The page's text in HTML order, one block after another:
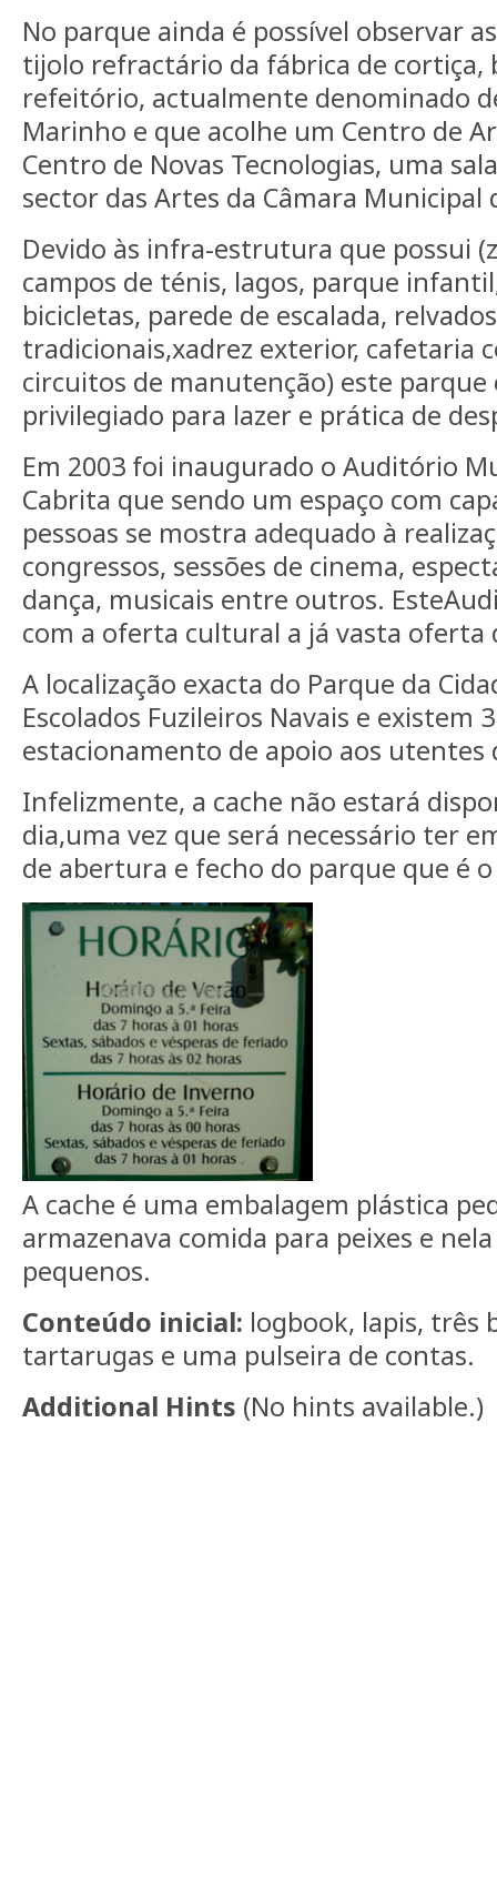
No parque ainda é possível observar
tijolo refractário da fábrica de cortiça,
refeitório, actualmente denominado
Marinho e que acolhe um Centro de
Centro de Novas Tecnologias, uma
sector das Artes da Câmara Municipal
Devido às infra-estrutura que possui
campos de ténis, lagos, parque
bicicletas, parede de escalada,
tradicionais,xadrez exterior, cafetaria
circuitos de manutenção) este
privilegiado para lazer e prática de
Em 2003 foi inaugurado o Auditório
Cabrita que sendo um espaço com
pessoas se mostra adequado à
congressos, sessões de cinema,
dança, musicais entre outros.
com a oferta cultural a já vasta oferta
A localização exacta do Parque da
Escolados Fuzileiros Navais e existem
estacionamento de apoio aos utentes
Infelizmente, a cache não estará
dia,uma vez que será necessário ter
de abertura e fecho do parque que é
A cache é uma embalagem plástica
armazenava comida para peixes e
pequenos.
Conteúdo inicial: logbook, lapis, três
tartarugas e uma pulseira de contas.
Additional Hints (No hints available.)